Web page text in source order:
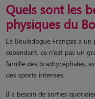
Quels sont les
physiques du
Le Bouledogue Français a
cependant, ce n’est pas un
famille des brachycéphales,
des sports intenses.
Il a besoin de sorties